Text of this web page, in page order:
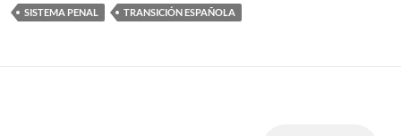
SISTEMA PENAL
TRANSICIÓN ESPAÑOLA